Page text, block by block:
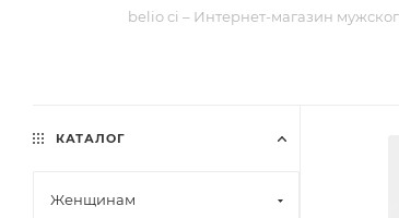
belio ci – Интернет-магазин
КАТАЛОГ
Женщинам